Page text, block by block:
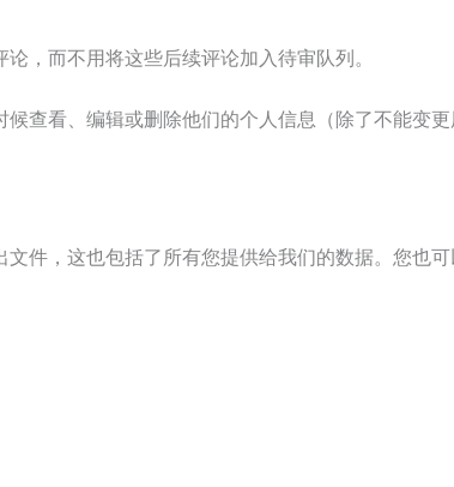
，而不用将这些后续评论加入待审队列。
查看、编辑或删除他们的个人信息（除了不能变
件，这也包括了所有您提供给我们的数据。您也